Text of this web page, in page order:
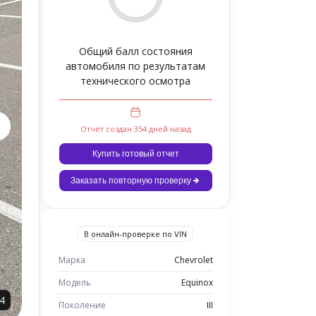
Общий балл состояния
автомобиля по результатам
технического осмотра
Отчёт создан 354 дней назад
Купить готовый отчет
Заказать повторную проверку
В онлайн-проверке по VIN
Марка
Chevrolet
Модель
Equinox
Поколение
III